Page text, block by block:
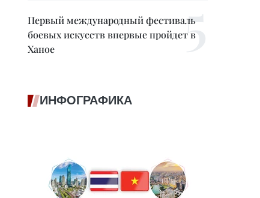
Первый международный фестиваль
боевых искусств впервые пройдет в
Ханое
ИНФОГРАФИКА